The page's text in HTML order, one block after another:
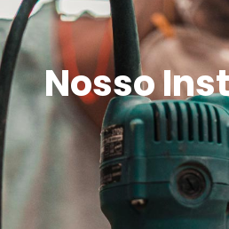
Nosso